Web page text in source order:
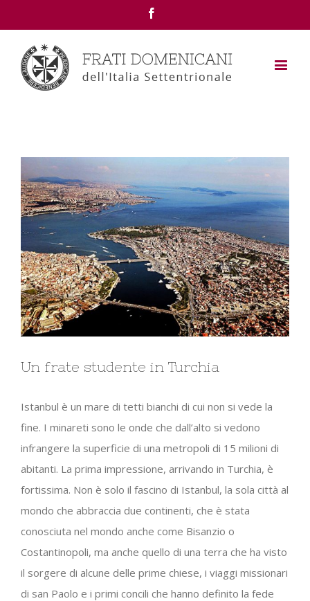
Larger
Image
Un frate studente in Turchia
Istanbul è un mare di tetti bianchi di cui non si vede la
fine. I minareti sono le onde che dall’alto si vedono
infrangere la superficie di una metropoli di 15 milioni di
abitanti. La prima impressione, arrivando in Turchia, è
fortissima. Non è solo il fascino di Istanbul, la sola città al
mondo che abbraccia due continenti, che è stata
conosciuta nel mondo anche come Bisanzio o
Costantinopoli, ma anche quello di una terra che ha visto
il sorgere di alcune delle prime chiese, i viaggi missionari
di san Paolo e i primi concili che hanno definito la fede